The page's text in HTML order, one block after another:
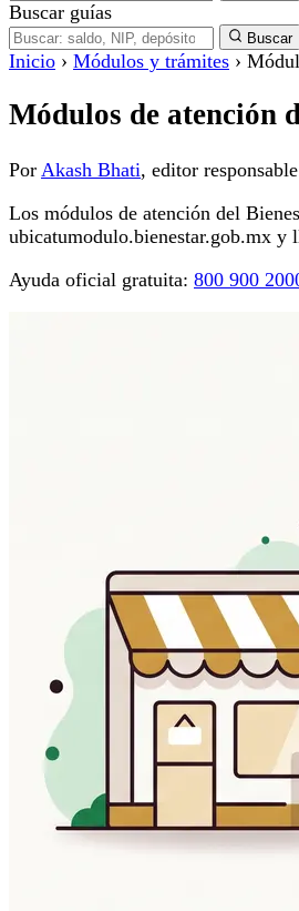
Buscar guías
Buscar
Inicio › Módulos y trámites ›
Módulos de atención
Por Akash Bhati, editor responsable
Los módulos de atención del
ubicatumodulo.bienestar.gob.mx
Ayuda oficial gratuita: 800 900